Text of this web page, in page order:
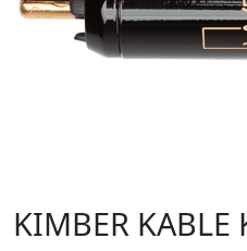
KIMBER KABLE